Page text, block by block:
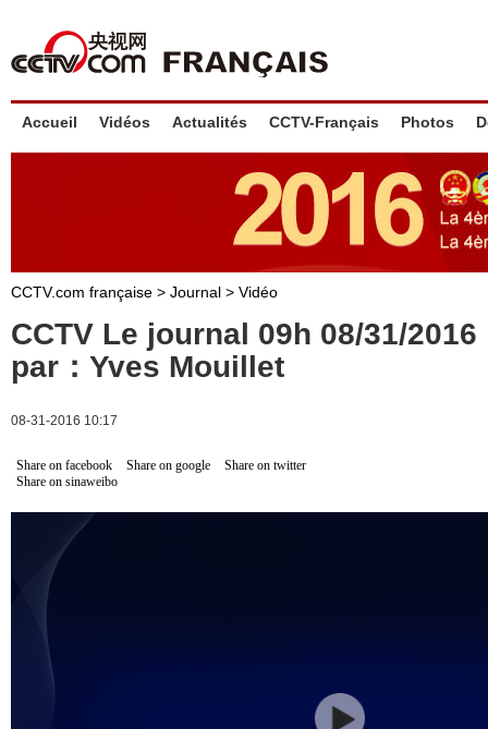
Accueil Vidéos Actualités CCTV-Français Photos
CCTV.com française > Journal > Vidéo
CCTV Le journal 09h 08/31/
par：Yves Mouillet
08-31-2016 10:17
Share on facebook Share on google
Share on twitter
Share on sinaweibo